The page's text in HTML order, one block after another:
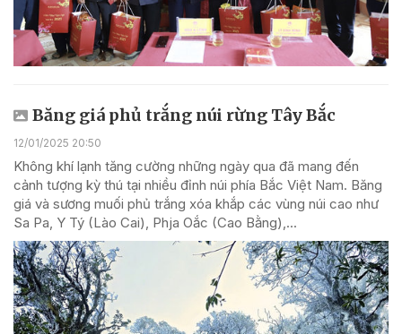
Băng giá phủ trắng núi rừng Tây Bắc
12/01/2025 20:50
Không khí lạnh tăng cường những ngày qua đã mang đến
cảnh tượng kỳ thú tại nhiều đỉnh núi phía Bắc Việt Nam. Băng
giá và sương muối phủ trắng xóa khắp các vùng núi cao như
Sa Pa, Y Tý (Lào Cai), Phja Oắc (Cao Bằng),...